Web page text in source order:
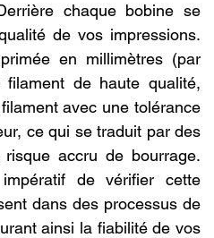
chaque bobine se
de vos impressions.
en millimètres (par
de haute qualité,
avec une tolérance
ce qui se traduit par des
accru de bourrage.
de vérifier cette
dans des processus de
ainsi la fiabilité de vos